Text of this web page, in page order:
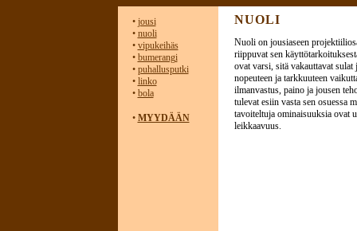
• jousi
• nuoli
• vipukeihäs
• bumerangi
• puhallusputki
• linko
• bola
• MYYDÄÄN
NUOLI
Nuoli on jousiaseen
riippuvat sen
ovat varsi, sitä vakauttavat
nopeuteen ja tarkkuuteen
ilmanvastus, paino ja jousen
tulevat esiin vasta sen osuessa
tavoiteltuja ominaisuuksia ovat
leikkaavuus.